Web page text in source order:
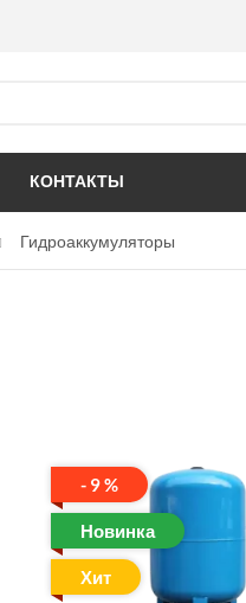
КОНТАКТЫ
Гидроаккумуляторы
- 9 %
Новинка
Хит